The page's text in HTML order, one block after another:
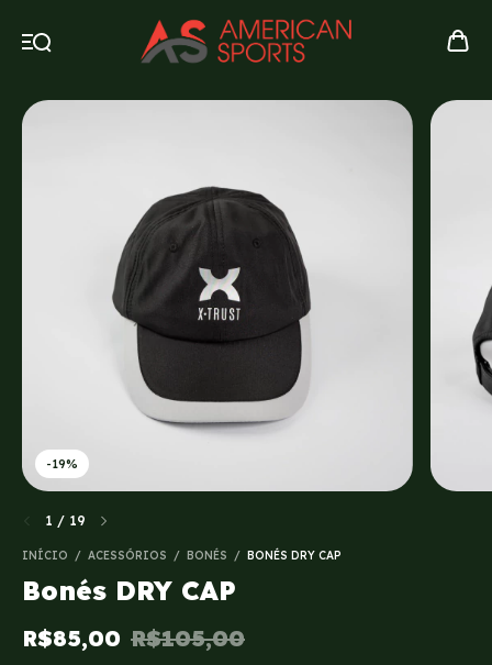
-19%
1 / 19
INÍCIO / ACESSÓRIOS / BONÉS / BONÉS DRY CAP
Bonés DRY CAP
R$85,00 R$105,00